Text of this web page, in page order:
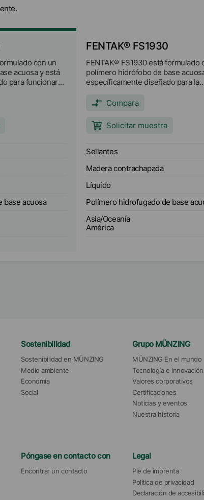
con un
acuosa y está
para funcionar
opaca que
base acuosa
FENTAK® FS1930
FENTAK® FS1930 está formulado
polímero hidrófobo de base
específicamente diseñado para la
identificación del color en LVL
altamente diluible y proporciona
propiedades como repelencia al
Compara
Solicitar muestra
Sellantes
Madera contrachapada
Líquido
Polímero hidrofugado de base
Asia/Oceanía
América
Sostenibilidad
Sostenibilidad en MÜNZING
Medio ambiente
Economía
Social
Grupo MÜNZING
MÜNZING En el mundo
Tecnología e innovación
Valores corporativos
Certificaciones
Noticias y eventos
Nuestra historia
Póngase en contacto con
Encontrar un contacto
Legal
Pie de imprenta
Política de privacidad
Declaración de